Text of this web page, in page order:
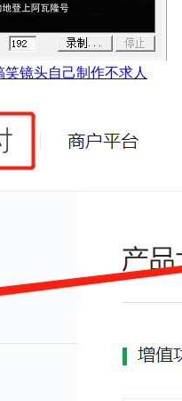
镜头自己制作不求人